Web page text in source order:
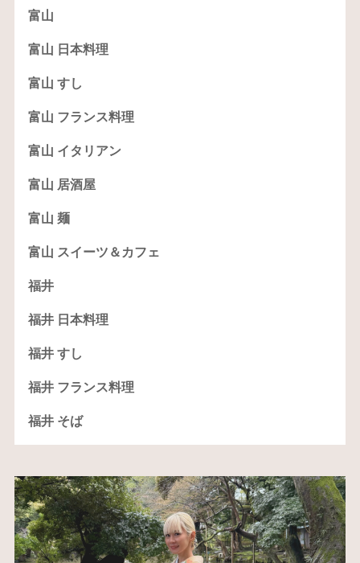
富山
富山 日本料理
富山 すし
富山 フランス料理
富山 イタリアン
富山 居酒屋
富山 麺
富山 スイーツ＆カフェ
福井
福井 日本料理
福井 すし
福井 フランス料理
福井 そば